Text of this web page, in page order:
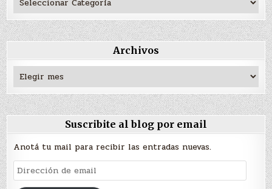
Archivos
Archivos
Suscribite al blog por email
Anotá tu mail para recibir las entradas nuevas.
Dirección
de